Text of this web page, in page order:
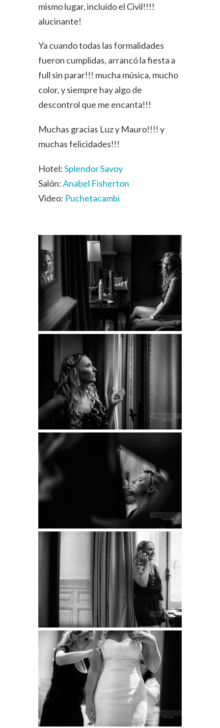
mismo lugar, incluído el Civil!!!!
alucinante!
Ya cuando todas las formalidades
fueron cumplidas, arrancó la fiesta a
full sin parar!!! mucha música, mucho
color, y siempre hay algo de
descontrol que me encanta!!!
Muchas gracias Luz y Mauro!!!! y
muchas felicidades!!!
Hotel:Splendor Savoy
Salón:Anabel Fisherton
Video: Puchetacambi